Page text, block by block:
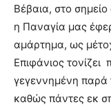
Βέβαια, στο
η Παναγία μας
αμάρτημα, ως
Επιφάνιος
γεγεννημένη
καθώς πάντες εκ